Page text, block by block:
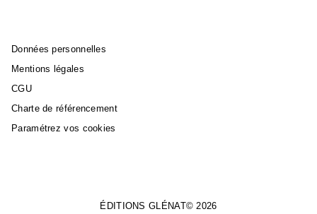
Données personnelles
Mentions légales
CGU
Charte de référencement
Paramétrez vos cookies
ÉDITIONS GLÉNAT© 2026